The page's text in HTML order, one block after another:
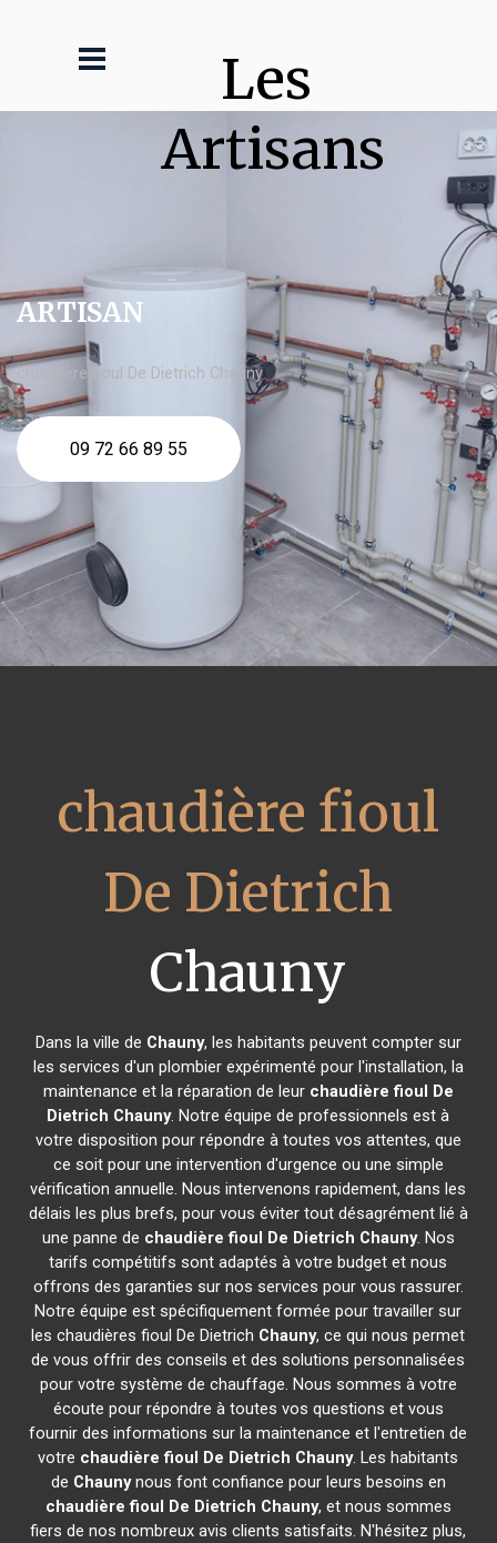
Les
Artisans
ARTISAN
chaudière fioul De Dietrich Chauny
09 72 66 89 55
chaudière fioul
De Dietrich
Chauny
Dans la ville de Chauny, les habitants peuvent compter sur
les services d'un plombier expérimenté pour l'installation, la
maintenance et la réparation de leur chaudière fioul De
Dietrich Chauny. Notre équipe de professionnels est à
votre disposition pour répondre à toutes vos attentes, que
ce soit pour une intervention d'urgence ou une simple
vérification annuelle. Nous intervenons rapidement, dans les
délais les plus brefs, pour vous éviter tout désagrément lié à
une panne de chaudière fioul De Dietrich Chauny. Nos
tarifs compétitifs sont adaptés à votre budget et nous
offrons des garanties sur nos services pour vous rassurer.
Notre équipe est spécifiquement formée pour travailler sur
les chaudières fioul De Dietrich Chauny, ce qui nous permet
de vous offrir des conseils et des solutions personnalisées
pour votre système de chauffage. Nous sommes à votre
écoute pour répondre à toutes vos questions et vous
fournir des informations sur la maintenance et l'entretien de
votre chaudière fioul De Dietrich Chauny. Les habitants
de Chaunynous font confiance pour leurs besoins en
chaudière fioul De Dietrich Chauny, et nous sommes
fiers de nos nombreux avis clients satisfaits. N'hésitez plus,